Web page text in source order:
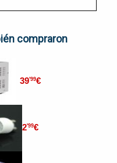
compraron
39'99€
2'99€